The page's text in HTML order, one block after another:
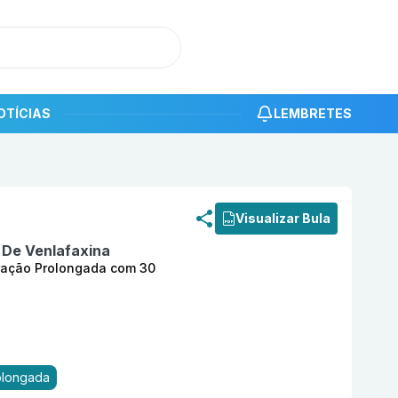
LEMBRETES
Visualizar Bula
Venlafaxina
Prolongada com 30